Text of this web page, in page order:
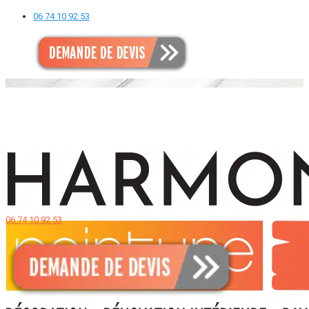
06 74 10 92 53
06 74 10 92 53